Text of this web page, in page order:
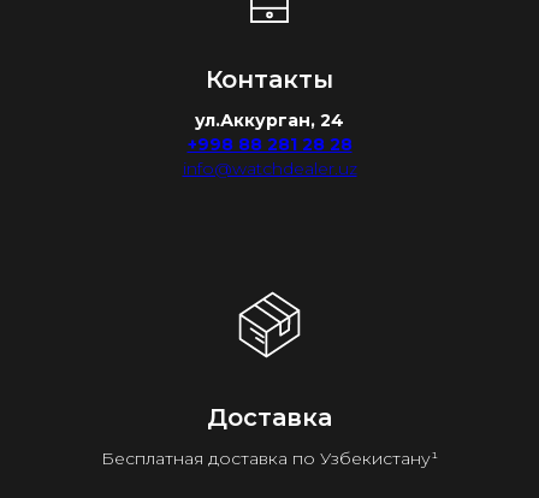
Контакты
ул.Аккурган, 24
+998 88 281 28 28
info@watchdealer.uz
Доставка
Бесплатная доставка по Узбекистану¹